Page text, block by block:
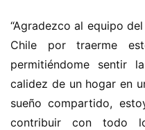
“Agradezco al equipo
Chile por traerme
permitiéndome sentir
calidez de un hogar en
sueño compartido,
contribuir con todo